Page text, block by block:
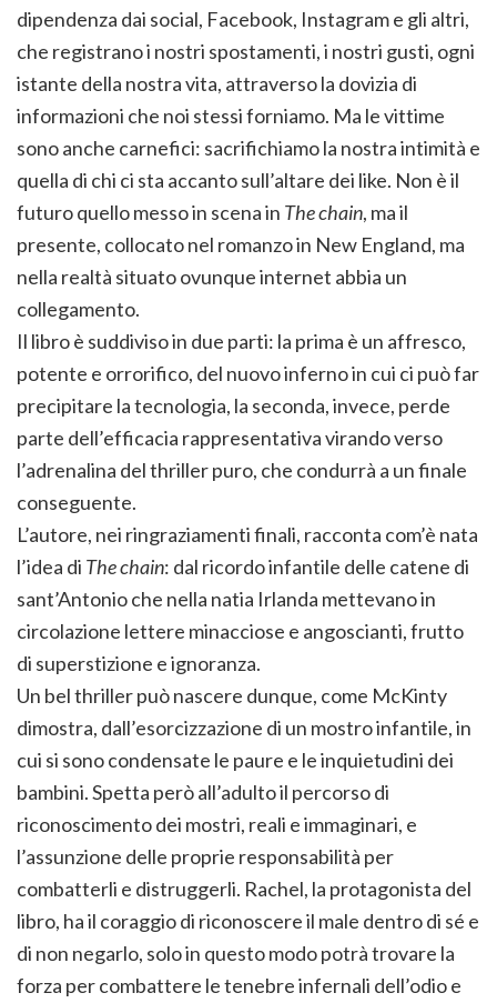
dipendenza dai social, Facebook, Instagram e gli altri,
che registrano i nostri spostamenti, i nostri gusti, ogni
istante della nostra vita, attraverso la dovizia di
informazioni che noi stessi forniamo. Ma le vittime
sono anche carnefici: sacrifichiamo la nostra intimità e
quella di chi ci sta accanto sull’altare dei like. Non è il
futuro quello messo in scena in The chain, ma il
presente, collocato nel romanzo in New England, ma
nella realtà situato ovunque internet abbia un
collegamento.
Il libro è suddiviso in due parti: la prima è un affresco,
potente e orrorifico, del nuovo inferno in cui ci può far
precipitare la tecnologia, la seconda, invece, perde
parte dell’efficacia rappresentativa virando verso
l’adrenalina del thriller puro, che condurrà a un finale
conseguente.
L’autore, nei ringraziamenti finali, racconta com’è nata
l’idea di The chain: dal ricordo infantile delle catene di
sant’Antonio che nella natia Irlanda mettevano in
circolazione lettere minacciose e angoscianti, frutto
di superstizione e ignoranza.
Un bel thriller può nascere dunque, come McKinty
dimostra, dall’esorcizzazione di un mostro infantile, in
cui si sono condensate le paure e le inquietudini dei
bambini. Spetta però all’adulto il percorso di
riconoscimento dei mostri, reali e immaginari, e
l’assunzione delle proprie responsabilità per
combatterli e distruggerli. Rachel, la protagonista del
libro, ha il coraggio di riconoscere il male dentro di sé e
di non negarlo, solo in questo modo potrà trovare la
forza per combattere le tenebre infernali dell’odio e